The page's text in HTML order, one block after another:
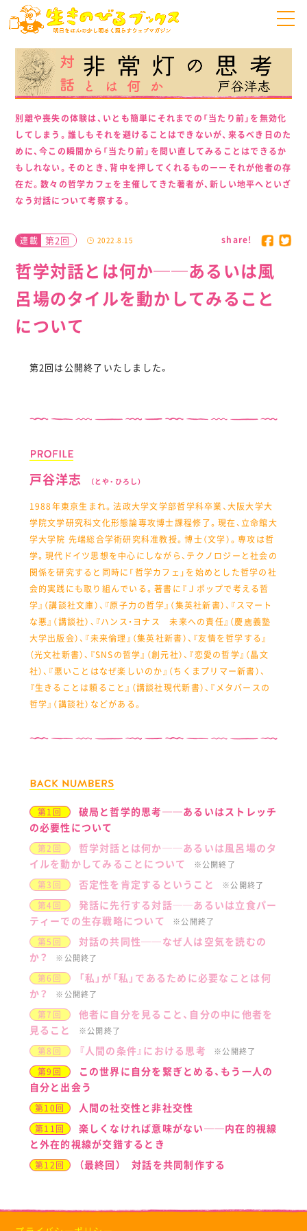
別離や喪失の体験は、いとも簡単にそれまでの「当たり前」を無効化
してしまう。誰しもそれを避けることはできないが、来るべき日のた
めに、今この瞬間から「当たり前」を問い直してみることはできるか
もしれない。そのとき、背中を押してくれるものーーそれが他者の存
在だ。数々の哲学カフェを主催してきた著者が、新しい地平へといざ
なう対話について考察する。
連載 第2回 2022.8.15
哲学対話とは何か──あるいは風
呂場のタイルを動かしてみること
について
share!
第2回は公開終了いたしました。
戸谷洋志 （とや・ひろし）
1988年東京生まれ。法政大学文学部哲学科卒業、大阪大学大
学院文学研究科文化形態論専攻博士課程修了。現在、立命館大
学大学院 先端総合学術研究科准教授。博士（文学）。専攻は哲
学。現代ドイツ思想を中心にしながら、テクノロジーと社会の
関係を研究すると同時に「哲学カフェ」を始めとした哲学の社
会的実践にも取り組んでいる。著書に『Ｊポップで考える哲
学』（講談社文庫）、『原子力の哲学』（集英社新書）、『スマート
な悪』（講談社）、『ハンス・ヨナス 未来への責任』（慶應義塾
大学出版会）、『未来倫理』（集英社新書）、『友情を哲学する』
（光文社新書）、『SNSの哲学』（創元社）、『恋愛の哲学』（晶文
社）、『悪いことはなぜ楽しいのか』（ちくまプリマー新書）、
『生きることは頼ること』（講談社現代新書）、『メタバースの
哲学』（講談社）などがある。
第1回
破局と哲学的思考──あるいはストレッチ
の必要性について
第2回
哲学対話とは何か──あるいは風呂場のタ
イルを動かしてみることについて
※公開終了
第3回 否定性を肯定するということ ※公開終了
第4回
発話に先行する対話──あるいは立食パー
ティーでの生存戦略について
※公開終了
第5回
対話の共同性──なぜ人は空気を読むの
か？
※公開終了
第6回
「私」が「私」であるために必要なことは何
か？
※公開終了
第7回
他者に自分を見ること、自分の中に他者を
見ること
※公開終了
第8回 『人間の条件』における思考 ※公開終了
第9回
この世界に自分を繋ぎとめる、もう一人の
自分と出会う
第10回 人間の社交性と非社交性
第11回
楽しくなければ意味がない──内在的視線
と外在的視線が交錯するとき
第12回 （最終回） 対話を共同制作する